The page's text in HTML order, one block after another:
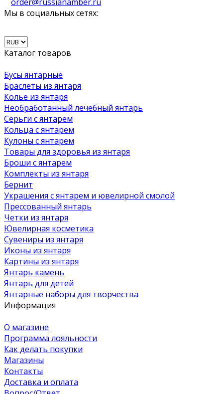
Мы в социальных сетях:
Каталог товаров
Бусы янтарные
Браслеты из янтаря
Колье из янтаря
Необработанный лечебный янтарь
Серьги с янтарем
Кольца с янтарем
Кулоны с янтарем
Товары для здоровья из янтаря
Броши с янтарем
Комплекты из янтаря
Бернит
Украшения с янтарем и ювелирной смолой
Прессованный янтарь
Четки из янтаря
Ювелирная косметика
Сувениры из янтаря
Иконы из янтаря
Картины из янтаря
Янтарь камень
Янтарь для детей
Янтарные наборы для творчества
Информация
О магазине
Программа лояльности
Как делать покупки
Магазины
Контакты
Доставка и оплата